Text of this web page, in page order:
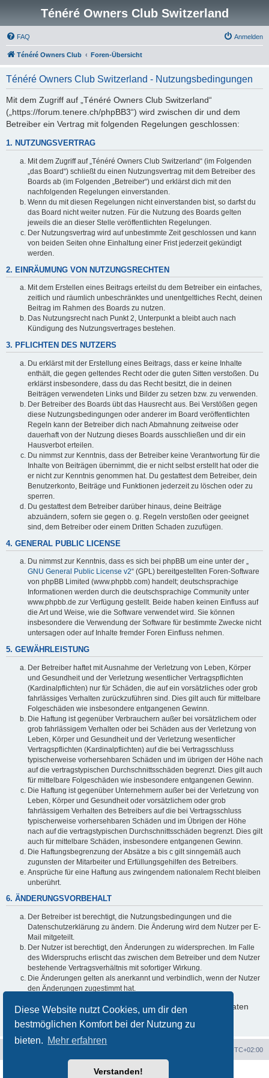
Diese Website nutzt Cookies, um dir den
bestmöglichen Komfort bei der Nutzung zu
bieten. Mehr erfahren
Verstanden!
Ténéré Owners Club Switzerland
FAQ Anmelden
Ténéré Owners Club Foren-Übersicht
Ténéré Owners Club Switzerland - Nutzungsbedingungen
Mit dem Zugriff auf „Ténéré Owners Club Switzerland“
(„https://forum.tenere.ch/phpBB3“) wird zwischen dir und dem
Betreiber ein Vertrag mit folgenden Regelungen geschlossen:
1. NUTZUNGSVERTRAG
Mit dem Zugriff auf „Ténéré Owners Club Switzerland“ (im Folgenden
„das Board“) schließt du einen Nutzungsvertrag mit dem Betreiber des
Boards ab (im Folgenden „Betreiber“) und erklärst dich mit den
nachfolgenden Regelungen einverstanden.
Wenn du mit diesen Regelungen nicht einverstanden bist, so darfst du
das Board nicht weiter nutzen. Für die Nutzung des Boards gelten
jeweils die an dieser Stelle veröffentlichten Regelungen.
Der Nutzungsvertrag wird auf unbestimmte Zeit geschlossen und kann
von beiden Seiten ohne Einhaltung einer Frist jederzeit gekündigt
werden.
2. EINRÄUMUNG VON NUTZUNGSRECHTEN
Mit dem Erstellen eines Beitrags erteilst du dem Betreiber ein einfaches,
zeitlich und räumlich unbeschränktes und unentgeltliches Recht, deinen
Beitrag im Rahmen des Boards zu nutzen.
Das Nutzungsrecht nach Punkt 2, Unterpunkt a bleibt auch nach
Kündigung des Nutzungsvertrages bestehen.
3. PFLICHTEN DES NUTZERS
Du erklärst mit der Erstellung eines Beitrags, dass er keine Inhalte
enthält, die gegen geltendes Recht oder die guten Sitten verstoßen. Du
erklärst insbesondere, dass du das Recht besitzt, die in deinen
Beiträgen verwendeten Links und Bilder zu setzen bzw. zu verwenden.
Der Betreiber des Boards übt das Hausrecht aus. Bei Verstößen gegen
diese Nutzungsbedingungen oder anderer im Board veröffentlichten
Regeln kann der Betreiber dich nach Abmahnung zeitweise oder
dauerhaft von der Nutzung dieses Boards ausschließen und dir ein
Hausverbot erteilen.
Du nimmst zur Kenntnis, dass der Betreiber keine Verantwortung für die
Inhalte von Beiträgen übernimmt, die er nicht selbst erstellt hat oder die
er nicht zur Kenntnis genommen hat. Du gestattest dem Betreiber, dein
Benutzerkonto, Beiträge und Funktionen jederzeit zu löschen oder zu
sperren.
Du gestattest dem Betreiber darüber hinaus, deine Beiträge
abzuändern, sofern sie gegen o. g. Regeln verstoßen oder geeignet
sind, dem Betreiber oder einem Dritten Schaden zuzufügen.
4. GENERAL PUBLIC LICENSE
Du nimmst zur Kenntnis, dass es sich bei phpBB um eine unter der „
GNU General Public License v2“ (GPL) bereitgestellten Foren-Software
von phpBB Limited (www.phpbb.com) handelt; deutschsprachige
Informationen werden durch die deutschsprachige Community unter
www.phpbb.de zur Verfügung gestellt. Beide haben keinen Einfluss auf
die Art und Weise, wie die Software verwendet wird. Sie können
insbesondere die Verwendung der Software für bestimmte Zwecke nicht
untersagen oder auf Inhalte fremder Foren Einfluss nehmen.
5. GEWÄHRLEISTUNG
Der Betreiber haftet mit Ausnahme der Verletzung von Leben, Körper
und Gesundheit und der Verletzung wesentlicher Vertragspflichten
(Kardinalpflichten) nur für Schäden, die auf ein vorsätzliches oder grob
fahrlässiges Verhalten zurückzuführen sind. Dies gilt auch für mittelbare
Folgeschäden wie insbesondere entgangenen Gewinn.
Die Haftung ist gegenüber Verbrauchern außer bei vorsätzlichem oder
grob fahrlässigem Verhalten oder bei Schäden aus der Verletzung von
Leben, Körper und Gesundheit und der Verletzung wesentlicher
Vertragspflichten (Kardinalpflichten) auf die bei Vertragsschluss
typischerweise vorhersehbaren Schäden und im übrigen der Höhe nach
auf die vertragstypischen Durchschnittsschäden begrenzt. Dies gilt auch
für mittelbare Folgeschäden wie insbesondere entgangenen Gewinn.
Die Haftung ist gegenüber Unternehmern außer bei der Verletzung von
Leben, Körper und Gesundheit oder vorsätzlichem oder grob
fahrlässigem Verhalten des Betreibers auf die bei Vertragsschluss
typischerweise vorhersehbaren Schäden und im Übrigen der Höhe
nach auf die vertragstypischen Durchschnittsschäden begrenzt. Dies gilt
auch für mittelbare Schäden, insbesondere entgangenen Gewinn.
Die Haftungsbegrenzung der Absätze a bis c gilt sinngemäß auch
zugunsten der Mitarbeiter und Erfüllungsgehilfen des Betreibers.
Ansprüche für eine Haftung aus zwingendem nationalem Recht bleiben
unberührt.
6. ÄNDERUNGSVORBEHALT
Der Betreiber ist berechtigt, die Nutzungsbedingungen und die
Datenschutzerklärung zu ändern. Die Änderung wird dem Nutzer per E-
Mail mitgeteilt.
Der Nutzer ist berechtigt, den Änderungen zu widersprechen. Im Falle
des Widerspruchs erlischt das zwischen dem Betreiber und dem Nutzer
bestehende Vertragsverhältnis mit sofortiger Wirkung.
Die Änderungen gelten als anerkannt und verbindlich, wenn der Nutzer
den Änderungen zugestimmt hat.
Informationen über den Umgang mit deinen persönlichen Daten
sind in der Datenschutzerklärung enthalten.
UTC+02:00
phpBB® Forum Software © phpBB Limited